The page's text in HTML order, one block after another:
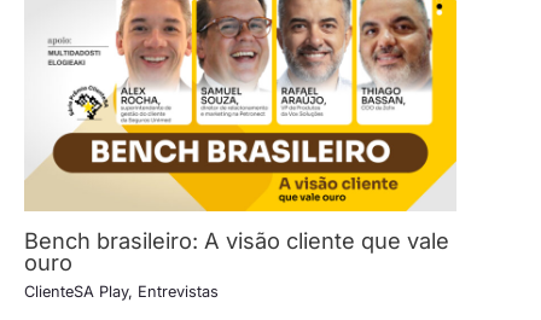
Bench brasileiro: A visão cliente que vale
ouro
ClienteSA Play, Entrevistas